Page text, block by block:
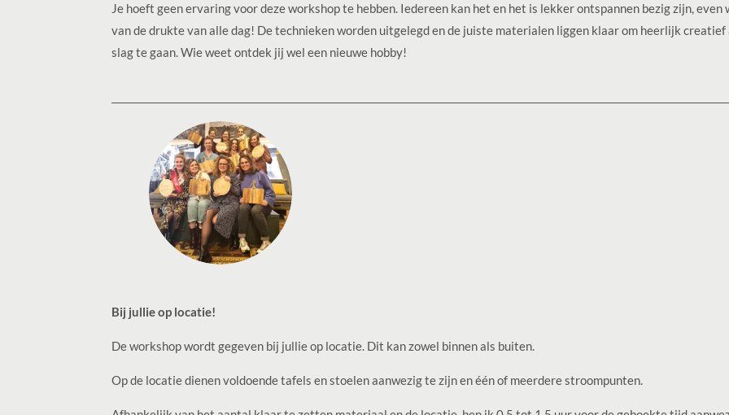
Je hoeft geen ervaring voor deze workshop te hebben. Iedereen kan het en het is lekker ontspannen bezig zijn, even
van de drukte van alle dag! De technieken worden uitgelegd en de juiste materialen liggen klaar om heerlijk creatief
slag te gaan.Wie weet ontdek jij wel een nieuwe hobby!
Bij jullie op locatie!
De workshop wordt gegeven bij jullie op locatie. Dit kan zowel binnen als buiten.
Op de locatie dienen voldoende tafels en stoelen aanwezig te zijn en één of meerdere stroompunten.